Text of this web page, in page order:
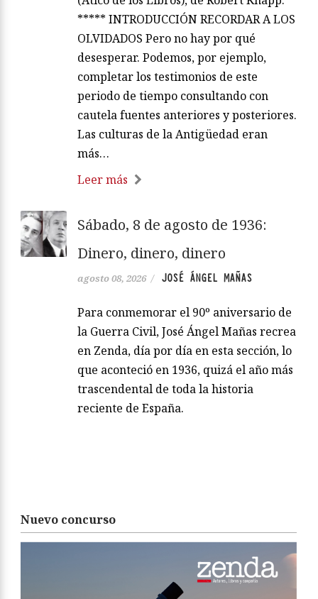
***** INTRODUCCIÓN RECORDAR A LOS
OLVIDADOS Pero no hay por qué
desesperar. Podemos, por ejemplo,
completar los testimonios de este
periodo de tiempo consultando con
cautela fuentes anteriores y posteriores.
Las culturas de la Antigüedad eran
más…
Leer más
Sábado, 8 de agosto de 1936:
Dinero, dinero, dinero
agosto 08, 2026 / JOSÉ ÁNGEL MAÑAS
Para conmemorar el 90º aniversario de
la Guerra Civil, José Ángel Mañas recrea
en Zenda, día por día en esta sección, lo
que aconteció en 1936, quizá el año más
trascendental de toda la historia
reciente de España.
Nuevo concurso